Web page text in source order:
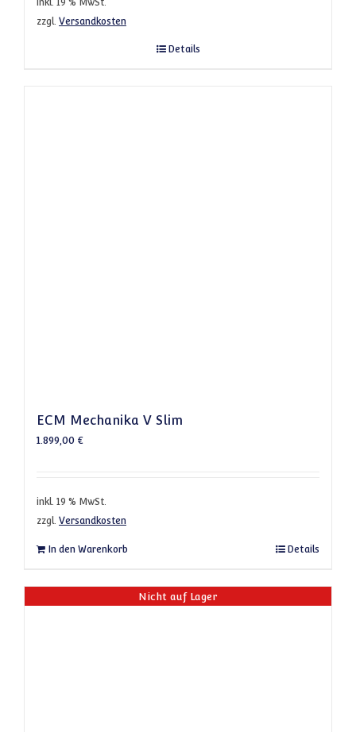
inkl. 19 % MwSt.
zzgl. Versandkosten
Details
ECM Mechanika V Slim
1.899,00 €
inkl. 19 % MwSt.
zzgl. Versandkosten
In den Warenkorb Details
Nicht auf Lager